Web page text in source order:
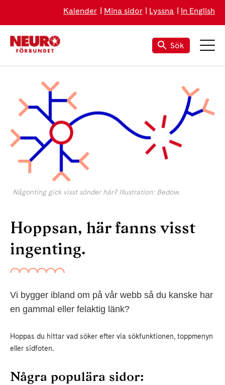
Kalender Mina sidor Lyssna In English
Sök
Någonting gick visst sönder här? Illustration: Bedow.
Hoppsan, här fanns visst
ingenting.
Vi bygger ibland om på vår webb så du kanske har
en gammal eller felaktig länk?
Hoppas du hittar vad söker efter via sökfunktionen, toppmenyn
eller sidfoten.
Några populära sidor: